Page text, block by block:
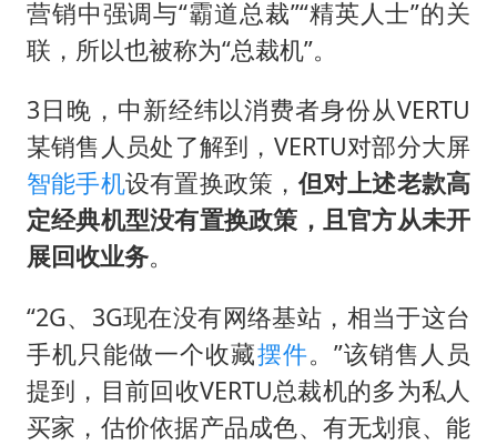
加沙约14万栋建筑被完全摧毁
“皋”在低处
从科技创新看开局起步的时与势
营销中强调与“霸道总裁”“精英人士”的关
联，所以也被称为“总裁机”。
3日晚，中新经纬以消费者身份从VERTU
某销售人员处了解到，VERTU对部分大屏
智能手机设有置换政策， 但对上述老款高
定经典机型没有置换政策，且官方从未开
展回收业务。
“2G、3G现在没有网络基站，相当于这台
手机只能做一个收藏摆件。”该销售人员
提到，目前回收VERTU总裁机的多为私人
买家，估价依据产品成色、有无划痕、能